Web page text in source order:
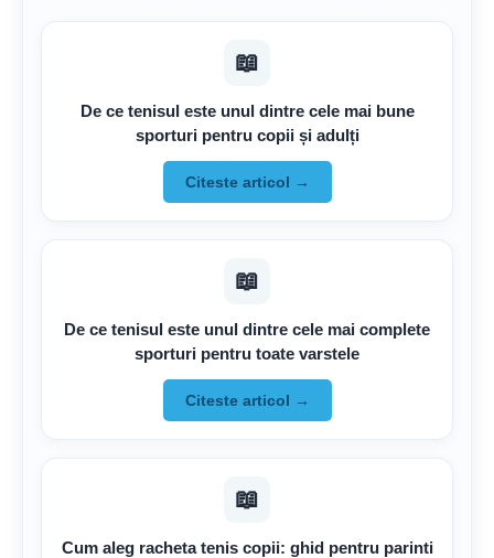
📖
De ce tenisul este unul dintre cele mai bune
sporturi pentru copii și adulți
Citeste articol →
📖
De ce tenisul este unul dintre cele mai complete
sporturi pentru toate varstele
Citeste articol →
📖
Cum aleg racheta tenis copii: ghid pentru parinti